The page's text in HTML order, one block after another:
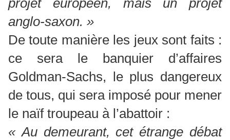
anglo-saxon. »
De toute manière les jeux sont faits :
ce sera le banquier d’affaires
Goldman-Sachs, le plus dangereux
de tous, qui sera imposé pour mener
le naïf troupeau à l’abattoir :
« Au demeurant, cet étrange débat